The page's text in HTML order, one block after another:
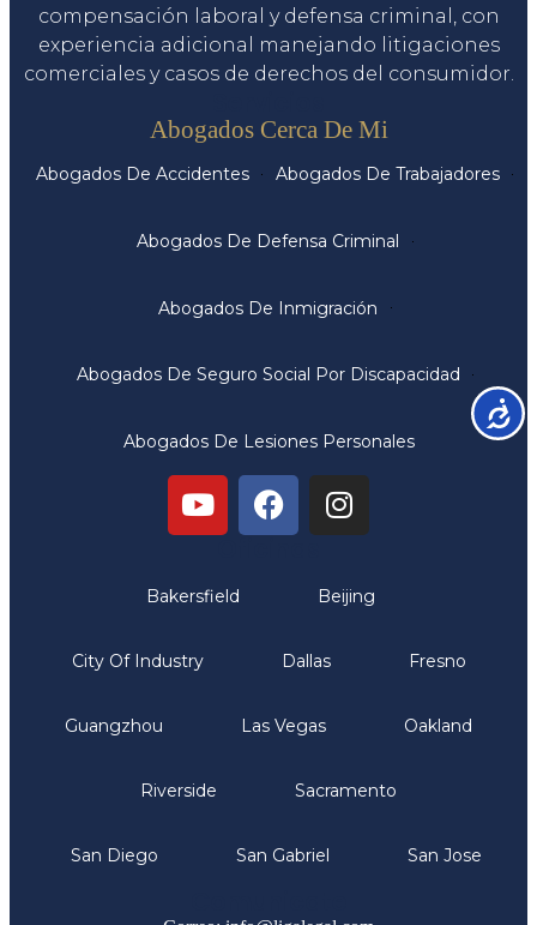
compensación laboral y defensa criminal, con
experiencia adicional manejando litigaciones
comerciales y casos de derechos del consumidor.
Abogados Cerca De Mi
Abogados De Accidentes Abogados De Trabajadores
Abogados De Defensa Criminal
Abogados De Inmigración
Abogados De Seguro Social Por Discapacidad
Abogados De Lesiones Personales
Bakersfield Beijing
City Of Industry Dallas Fresno
Guangzhou Las Vegas Oakland
Riverside Sacramento
San Diego San Gabriel San Jose